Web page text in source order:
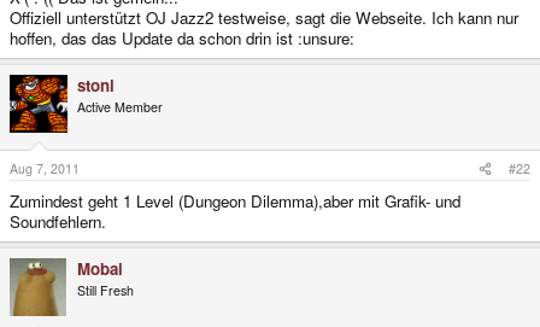
Offiziell unterstützt OJ Jazz2 testweise, sagt die Webseite. Ich kann nur
hoffen, das das Update da schon drin ist :unsure:
stoni
Active Member
Aug 7, 2011 #22
Zumindest geht 1 Level (Dungeon Dilemma),aber mit Grafik- und
Soundfehlern.
Mobai
Still Fresh